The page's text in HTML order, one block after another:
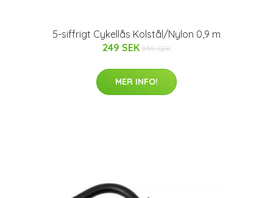
5-siffrigt Cykellås Kolstål/Nylon 0,9 m
249 SEK 559 SEK
MER INFO!